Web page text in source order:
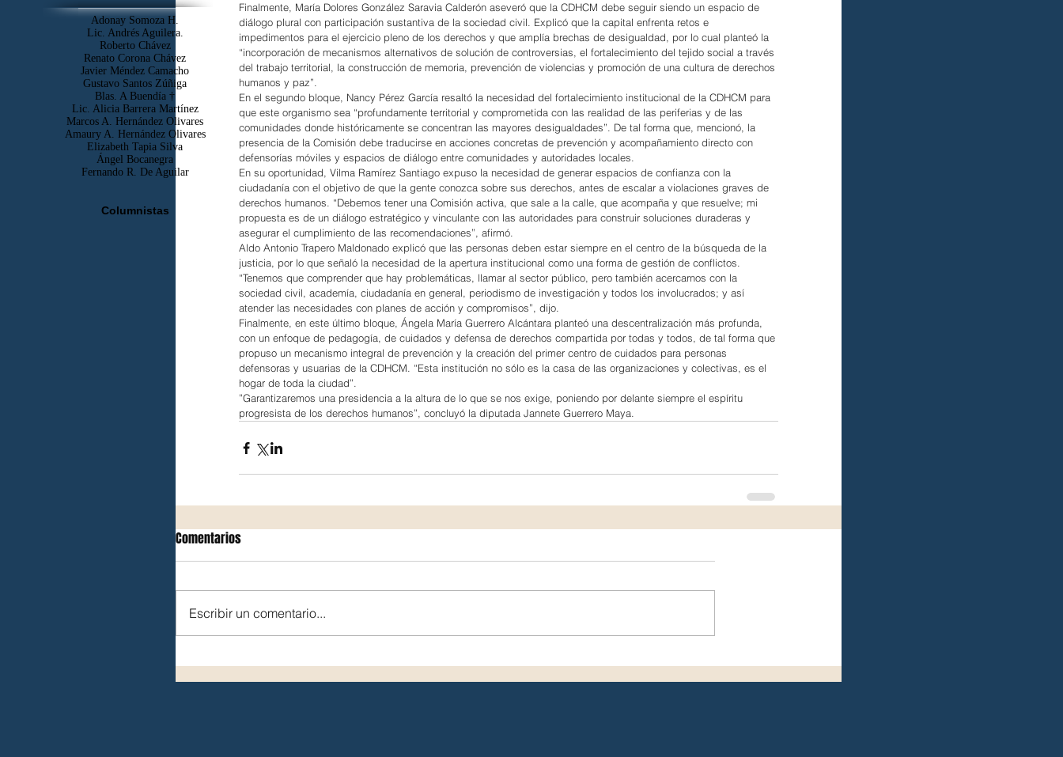
Finalmente, María Dolores González Saravia Calderón aseveró que la CDHCM debe seguir siendo un espacio de
diálogo plural con participación sustantiva de la sociedad civil. Explicó que la capital enfrenta retos e
impedimentos para el ejercicio pleno de los derechos y que amplía brechas de desigualdad, por lo cual planteó la
“incorporación de mecanismos alternativos de solución de controversias, el fortalecimiento del tejido social a través
del trabajo territorial, la construcción de memoria, prevención de violencias y promoción de una cultura de derechos
humanos y paz”.
En el segundo bloque, Nancy Pérez García resaltó la necesidad del fortalecimiento institucional de la CDHCM para
que este organismo sea “profundamente territorial y comprometida con las realidad de las periferias y de las
comunidades donde históricamente se concentran las mayores desigualdades”. De tal forma que, mencionó, la
presencia de la Comisión debe traducirse en acciones concretas de prevención y acompañamiento directo con
defensorías móviles y espacios de diálogo entre comunidades y autoridades locales.
En su oportunidad, Vilma Ramírez Santiago expuso la necesidad de generar espacios de confianza con la
ciudadanía con el objetivo de que la gente conozca sobre sus derechos, antes de escalar a violaciones graves de
derechos humanos. “Debemos tener una Comisión activa, que sale a la calle, que acompaña y que resuelve; mi
propuesta es de un diálogo estratégico y vinculante con las autoridades para construir soluciones duraderas y
asegurar el cumplimiento de las recomendaciones”, afirmó.
Aldo Antonio Trapero Maldonado explicó que las personas deben estar siempre en el centro de la búsqueda de la
justicia, por lo que señaló la necesidad de la apertura institucional como una forma de gestión de conflictos.
“Tenemos que comprender que hay problemáticas, llamar al sector público, pero también acercarnos con la
sociedad civil, academía, ciudadanía en general, periodismo de investigación y todos los involucrados; y así
atender las necesidades con planes de acción y compromisos”, dijo.
Finalmente, en este último bloque, Ángela María Guerrero Alcántara planteó una descentralización más profunda,
con un enfoque de pedagogía, de cuidados y defensa de derechos compartida por todas y todos, de tal forma que
propuso un mecanismo integral de prevención y la creación del primer centro de cuidados para personas
defensoras y usuarias de la CDHCM. “Esta institución no sólo es la casa de las organizaciones y colectivas, es el
hogar de toda la ciudad”.
”Garantizaremos una presidencia a la altura de lo que se nos exige, poniendo por delante siempre el espíritu
progresista de los derechos humanos”, concluyó la diputada Jannete Guerrero Maya.
Comentarios
Escribir un comentario...
Adonay Somoza H.
Lic. Andrés Aguilera.
Roberto Chávez
Renato Corona Chávez
Javier Méndez Camacho
Gustavo Santos Zúñiga
Blas. A Buendía †
​Lic. Alicia Barrera Martínez
Marcos A. Hernández Olivares
Amaury A. Hernández Olivares
Elizabeth Tapia Silva
Ángel Bocanegra
Fernando R. De Aguilar
Columnistas